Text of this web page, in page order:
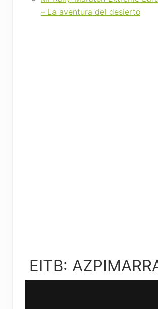
– La aventura del desierto
EITB: